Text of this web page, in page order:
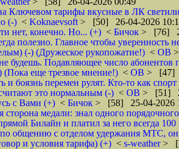
Ключевом тарифы вкусные в ЛК
(-) < Koknaevsoft > [50] 26-04-2026
нет, конечно. Но... (+) < Бичок > [76]
полезно. Главное чтобы уверенность
(-) (Дружеское рукопожатие!) < ОВ
будешь. Подавляющее число
(Пока еще трезвое мнение!) < ОВ > [47]
и боязнь перемен рулят. Кто-то как
это нормальным (-) < ОВ > [51]
с Вами (+) < Бичок > [58] 25-04-2026
сторона медали: знал одного
Билайн и платил за него всегда
общению с отделом удержания МТС,
и условия тарифа) (+) < s-weather>